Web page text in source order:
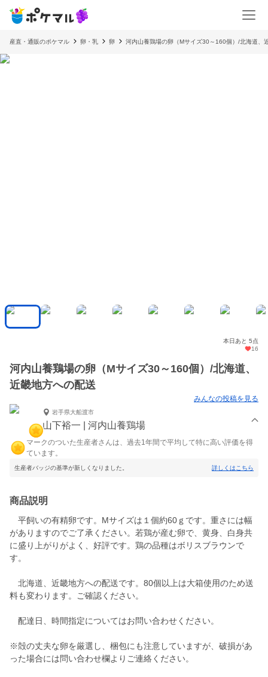
産直・通販のポケマル 卵・乳 卵 河内山養鶏場の卵（Mサイズ30～160個）/北海道、
本日あと 5点
16
河内山養鶏場の卵（Mサイズ30～160個）/北海道、
近畿地方への配送
みんなの投稿を見る
岩手県大船渡市
山下裕一 | 河内山養鶏場
マークのついた生産者さんは、過去1年間で平均して特に高い評価を得
ています。
生産者バッジの基準が新しくなりました。 詳しくはこちら
商品説明
平飼いの有精卵です。Mサイズは１個約60ｇです。重さには幅
がありますのでご了承ください。若鶏が産む卵で、黄身、白身共
に盛り上がりがよく、好評です。鶏の品種はボリスブラウンで
す。
北海道、近畿地方への配送です。80個以上は大箱使用のため送
料も変わります。ご確認ください。
配達日、時間指定についてはお問い合わせください。
※殻の丈夫な卵を厳選し、梱包にも注意していますが、破損があ
った場合には問い合わせ欄よりご連絡ください。